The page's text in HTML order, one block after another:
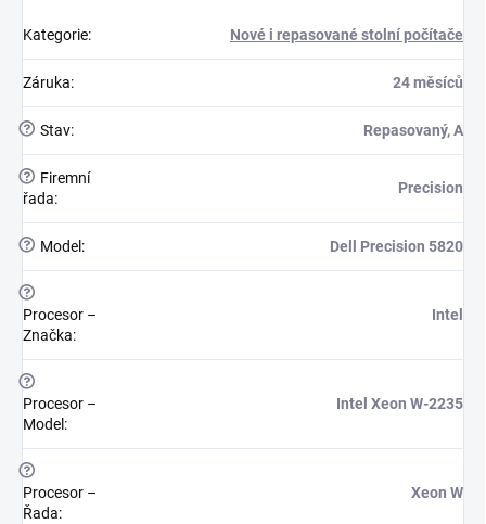
Kategorie: Nové i repasované stolní počítače
Záruka: 24 měsíců
? Stav: Repasovaný, A
?
Firemní
řada:
Precision
? Model : Dell Precision 5820
?
Procesor –
Značka:
Intel
?
Procesor –
Model :
Intel Xeon W-2235
?
Procesor –
Řada:
Xeon W